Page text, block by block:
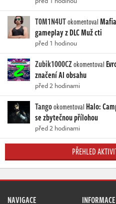
T0M1N4UTokomentoval
gameplay z DLC Muž cti
před 1 hodinou
Zubik1000CZokomentoval
značení AI obsahu
před 2 hodinami
Tangookomentoval Halo:
se zbytečnou přílohou
před 2 hodinami
PŘEHLED
NAVIGACE INFORMACE